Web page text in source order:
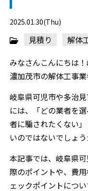
2025.01.30(Thu)
見積り
解体
みなさんこんにちは
濃加茂市の解体工事業
岐阜県可児市や多治
には、「どの業者を
者に騙されたくない
いのではないでしょう
本記事では、岐阜県
際のポイントや、費
ェックポイントにつ